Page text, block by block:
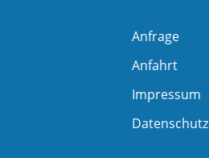
Anfrage
Anfahrt
Impressum
Datenschutz